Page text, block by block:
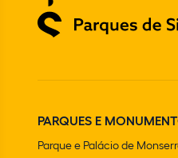
PARQUES E
Parque e Palácio de